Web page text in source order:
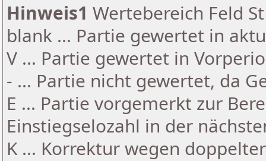
Hinweis1 Wertebereich Feld
blank ... Partie gewertet in
V ... Partie gewertet in
- ... Partie nicht gewertet, da
E ... Partie vorgemerkt zur
Einstiegselozahl in der
K ... Korrektur wegen